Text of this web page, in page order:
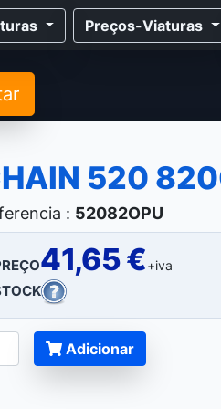
Preços-Viaturas
520
: 52082OPU
41,65 €+iva
Adicionar